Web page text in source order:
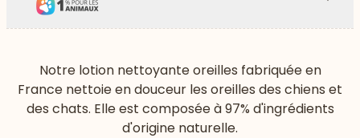
Notre lotion nettoyante oreilles fabriquée en
France nettoie en douceur les oreilles des chiens et
des chats. Elle est composée à 97% d'ingrédients
d'origine naturelle.